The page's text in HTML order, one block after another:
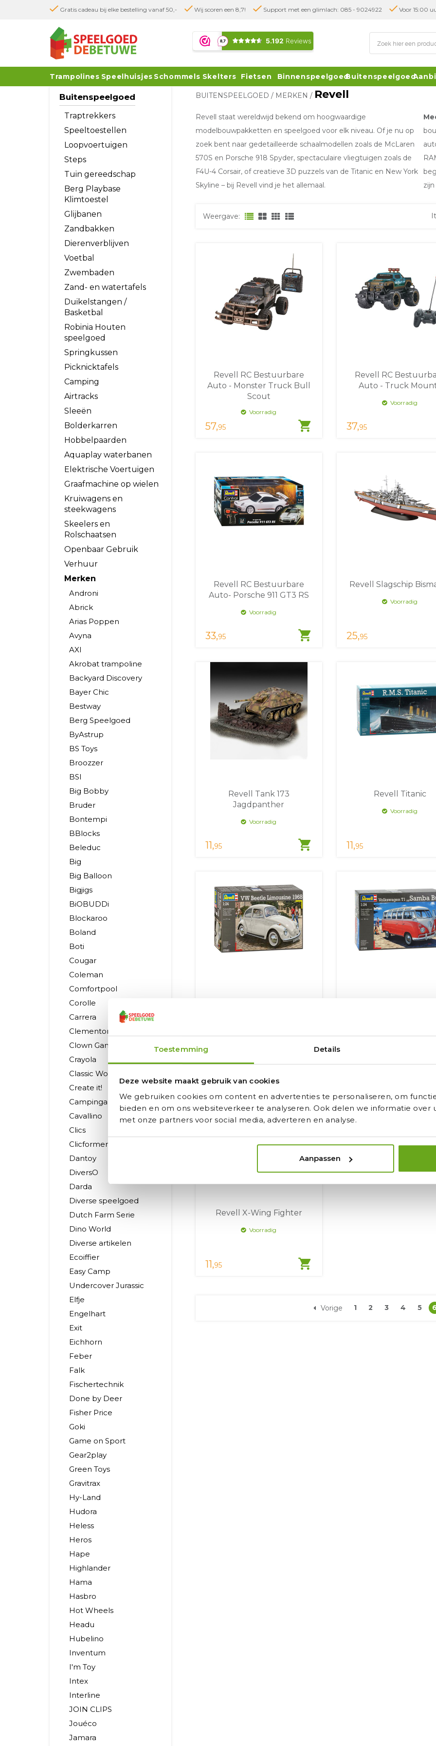
Toestemming Details
Deze website maakt gebruik van cookies
We gebruiken cookies om content en advertenties te personaliseren, om
bieden en om ons websiteverkeer te analyseren. Ook delen we informatie over
met onze partners voor social media, adverteren en analyse.
Aanpassen
Gratis cadeau bij elke bestelling vanaf 50,- Wij scoren een 8,7! Support met een glimlach: 085 - 9024922 Voor 15:00
Trampolines Speelhuisjes Schommels Skelters Fietsen BinnenspeelgoedBuitenspeelgoed
Buitenspeelgoed
Traptrekkers
Speeltoestellen
Loopvoertuigen
Steps
Tuin gereedschap
Berg Playbase
Klimtoestel
Glijbanen
Zandbakken
Dierenverblijven
Voetbal
Zwembaden
Zand- en watertafels
Duikelstangen /
Basketbal
Robinia Houten
speelgoed
Springkussen
Picknicktafels
Camping
Airtracks
Sleeën
Bolderkarren
Hobbelpaarden
Aquaplay waterbanen
Elektrische Voertuigen
Graafmachine op wielen
Kruiwagens en
steekwagens
Skeelers en
Rolschaatsen
Openbaar Gebruik
Verhuur
Merken
Androni
Abrick
Arias Poppen
Avyna
AXI
Akrobat trampoline
Backyard Discovery
Bayer Chic
Bestway
Berg Speelgoed
ByAstrup
BS Toys
Broozzer
BSI
Big Bobby
Bruder
Bontempi
BBlocks
Beleduc
Big
Big Balloon
Bigjigs
BiOBUDDi
Blockaroo
Boland
Boti
Cougar
Coleman
Comfortpool
Corolle
Carrera
Clementoni
Clown Games
Crayola
Classic World
Create it!
Campingaz
Cavallino
Clics
Clicformers
Dantoy
DiversO
Darda
Diverse speelgoed
Dutch Farm Serie
Dino World
Diverse artikelen
Ecoiffier
Easy Camp
Undercover Jurassic
Elfje
Engelhart
Exit
Eichhorn
Feber
Falk
Fischertechnik
Done by Deer
Fisher Price
Goki
Game on Sport
Gear2play
Green Toys
Gravitrax
Hy-Land
Hudora
Heless
Heros
Hape
Highlander
Hama
Hasbro
Hot Wheels
Headu
Hubelino
Inventum
I'm Toy
Intex
Interline
JOIN CLIPS
Jouéco
Jamara
BUITENSPEELGOED / MERKEN / Revell
Revell staat wereldwijd bekend om hoogwaardige
modelbouwpakketten en speelgoed voor elk niveau. Of je nu op
zoek bent naar gedetailleerde schaalmodellen zoals de McLaren
570S en Porsche 918 Spyder, spectaculaire vliegtuigen zoals de
F4U-4 Corsair, of creatieve 3D puzzels van de Titanic en New York
Skyline – bij Revell vind je het allemaal.
Weergave:
shopping_cart
Revell RC Bestuurbare
Auto - Monster Truck Bull
Scout
Voorradig
57,95
Revell RC
Auto - Truck
Voorradig
37,95
shopping_cart
Revell RC Bestuurbare
Auto- Porsche 911 GT3 RS
Voorradig
33,95
Revell Slagschip
Voorradig
25,95
shopping_cart
Revell Tank 173
Jagdpanther
Voorradig
11,95
Revell Titanic
Voorradig
11,95
34,
shopping_cart
Revell X-Wing Fighter
Voorradig
11,95
Vorige 1 2 3 4 5 6